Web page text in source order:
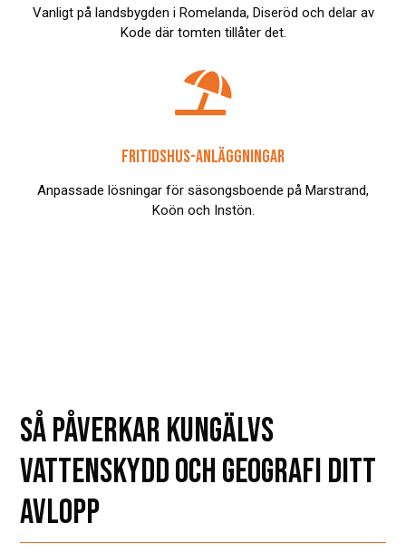
Vanligt på landsbygden i Romelanda, Diseröd och delar av
Kode där tomten tillåter det.

FRITIDSHUS-ANLÄGGNINGAR
Anpassade lösningar för säsongsboende på Marstrand,
Koön och Instön.
SÅ PÅVERKAR KUNGÄLVS
VATTENSKYDD OCH GEOGRAFI DITT
AVLOPP